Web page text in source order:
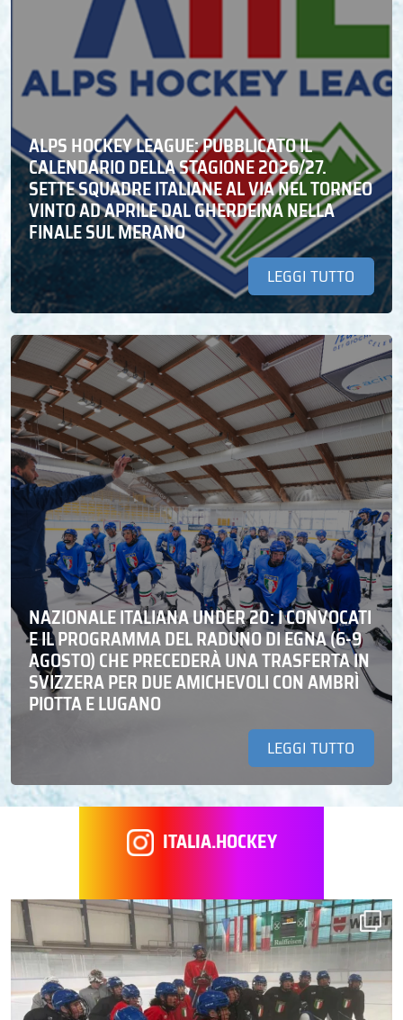
ALPS HOCKEY LEAGUE: PUBBLICATO IL
CALENDARIO DELLA STAGIONE 2026/27.
SETTE SQUADRE ITALIANE AL VIA NEL TORNEO
VINTO AD APRILE DAL GHERDEINA NELLA
FINALE SUL MERANO
LEGGI TUTTO
NAZIONALE ITALIANA UNDER 20: I CONVOCATI
E IL PROGRAMMA DEL RADUNO DI EGNA (6-9
AGOSTO) CHE PRECEDERÀ UNA TRASFERTA IN
SVIZZERA PER DUE AMICHEVOLI CON AMBRÌ
PIOTTA E LUGANO
LEGGI TUTTO
ITALIA.HOCKEY